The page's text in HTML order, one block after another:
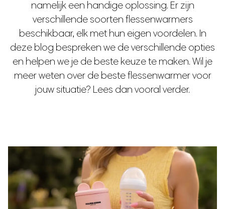
namelijk een handige oplossing. Er zijn
verschillende soorten flessenwarmers
beschikbaar, elk met hun eigen voordelen. In
deze blog bespreken we de verschillende opties
en helpen we je de beste keuze te maken. Wil je
meer weten over de beste flessenwarmer voor
jouw situatie? Lees dan vooral verder.
Hondenhalsbanden
Kattenhalsbanden
Dierenspeelgoed
Praatknoppen voor honden
Dierenknuffels
Overig
Transporttassen
Kattenborstel
Mollenverjagers
Muizenverjagers
Vogelverjagers
Muggenlampen
Bundel Sale
Baby
Neusreiniger
Billendoekjes verwarmer
Gehoorbeschermer
Baby Rocker
Draagzakken
Baby Fles Maker
Warmwaterdispenser
Nekventilatoren
Microfoon
Elektrische kruik